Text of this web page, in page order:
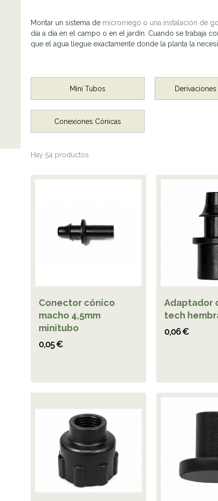
Montar un sistema de microrriego o una instalación de
día a día en el campo o en el jardín. Cuando se trabaja
que el agua llegue exactamente donde la planta la
Mini Tubos
Conexiones Cónicas
Hay 54 productos.
Conector cónico
macho 4,5mm
minitubo
0,05 €
Adaptador
tech
0,06 €